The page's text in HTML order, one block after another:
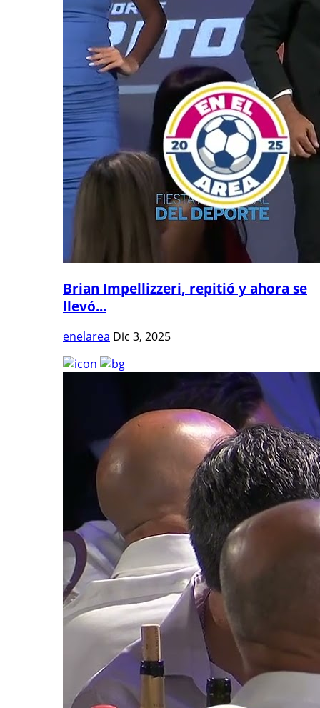
Brian Impellizzeri, repitió y ahora se
llevó...
enelarea Dic 3, 2025